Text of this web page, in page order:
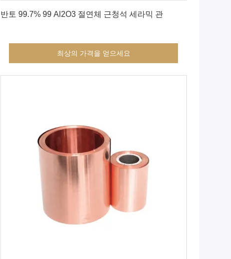
반토 99.7% 99 Al2O3 절연체 근청석 세라믹 관
최상의 가격을 얻으세요